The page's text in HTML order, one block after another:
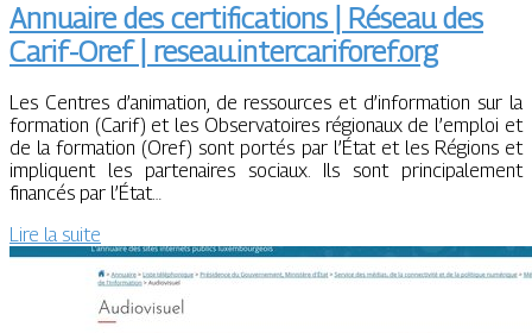
Annuaire des certifications | Réseau des
Carif-Oref | reseau.intercariforef.org
Les Centres d’animation, de ressources et d’information sur la
formation (Carif) et les Observatoires régionaux de l’emploi et
de la formation (Oref) sont portés par l’État et les Régions et
impliquent les partenaires sociaux. Ils sont principalement
financés par l’État…
Lire la suite